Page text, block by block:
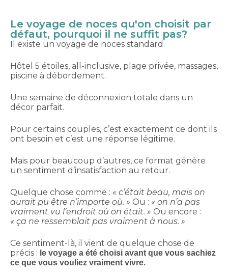
Le voyage de noces qu'on choisit par
défaut, pourquoi il ne suffit pas?
Il existe un voyage de noces standard.
Hôtel 5 étoiles, all-inclusive, plage privée, massages,
piscine à débordement.
Une semaine de déconnexion totale dans un
décor parfait.
Pour certains couples, c’est exactement ce dont ils
ont besoin et c’est une réponse légitime.
Mais pour beaucoup d’autres, ce format génère
un sentiment d’insatisfaction au retour.
Quelque chose comme : « c’était beau, mais on
aurait pu être n’importe où. » Ou : « on n’a pas
vraiment vu l’endroit où on était. » Ou encore :
« ça ne ressemblait pas vraiment à nous. »
Ce sentiment-là, il vient de quelque chose de
précis : le voyage a été choisi avant que vous sachiez
ce que vous vouliez vraiment vivre.